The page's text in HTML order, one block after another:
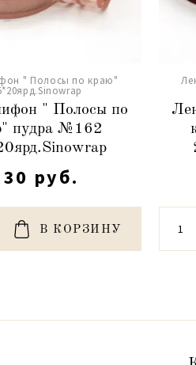
" Полосы по краю"
" Полосы по
пудра №162
руб.
В КОРЗИНУ